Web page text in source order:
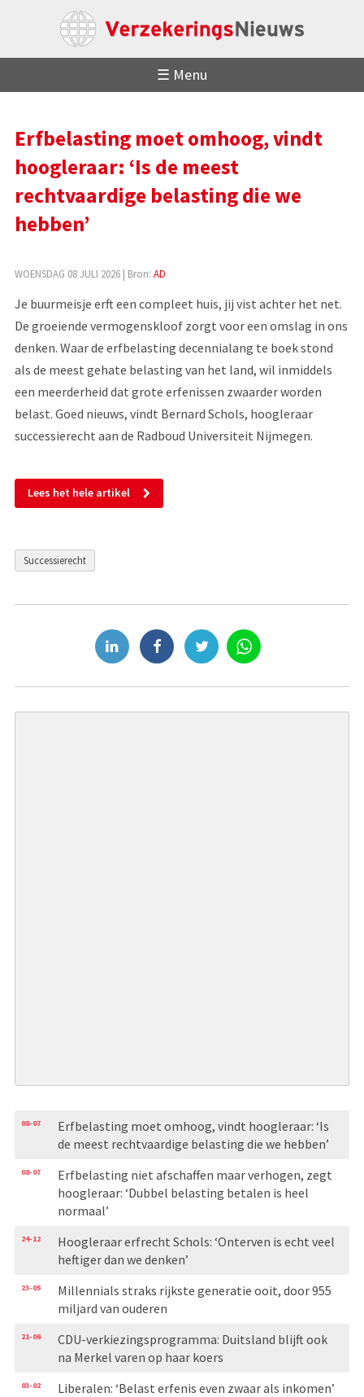
☰ Menu
Erfbelasting moet omhoog, vindt
hoogleraar: ‘Is de meest
rechtvaardige belasting die we
hebben’
WOENSDAG 08 JULI 2026| Bron: AD
Je buurmeisje erft een compleet huis, jij vist achter het net.
De groeiende vermogenskloof zorgt voor een omslag in ons
denken. Waar de erfbelasting decennialang te boek stond
als de meest gehate belasting van het land, wil inmiddels
een meerderheid dat grote erfenissen zwaarder worden
belast. Goed nieuws, vindt Bernard Schols, hoogleraar
successierecht aan de Radboud Universiteit Nijmegen.
Lees het hele artikel
Successierecht
08-07
Erfbelasting moet omhoog, vindt hoogleraar: ‘Is
de meest rechtvaardige belasting die we hebben’
08-07
Erfbelasting niet afschaffen maar verhogen, zegt
hoogleraar: ‘Dubbel belasting betalen is heel
normaal’
24-12
Hoogleraar erfrecht Schols: ‘Onterven is echt veel
heftiger dan we denken’
23-05
Millennials straks rijkste generatie ooit, door 955
miljard van ouderen
21-06
CDU-verkiezingsprogramma: Duitsland blijft ook
na Merkel varen op haar koers
03-02 Liberalen: ‘Belast erfenis even zwaar als inkomen’